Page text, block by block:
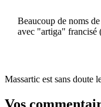
Beaucoup de noms
avec "artiga"
Massartic est sans doute